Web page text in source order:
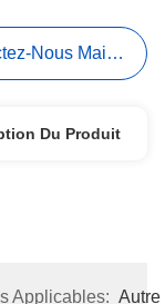
Nous Maintenant
Du Produit
Applicables: Autre